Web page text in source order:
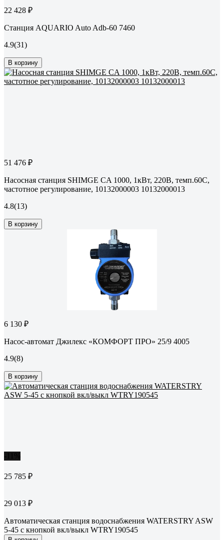
22 428 ₽
Станция AQUARIO Auto Adb-60 7460
4.9(31)
В корзину
51 476 ₽
Насосная станция SHIMGE CA 1000, 1кВт, 220В, темп.60С,
частотное регулирование, 10132000003 10132000013
4.8(13)
В корзину
6 130 ₽
Насос-автомат Джилекс «КОМФОРТ ПРО» 25/9 4005
4.9(8)
В корзину
25 785 ₽
29 013 ₽
Автоматическая станция водоснабжения WATERSTRY ASW
5-45 с кнопкой вкл/выкл WTRY190545